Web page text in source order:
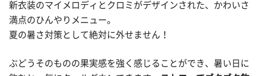
新衣装のマイメロディとクロミがデザインされた、かわいさ
満点のひんやりメニュー。
夏の暑さ対策として絶対に外せません！
ぶどうそのものの果実感を強く感じることができ、暑い日に